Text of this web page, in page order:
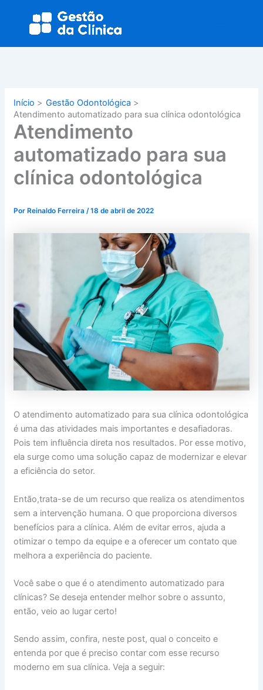
conteúdo
Início
Gestão Odontológica
Atendimento automatizado para sua clínica odontológica
Atendimento
automatizado para sua
clínica odontológica
Por Reinaldo Ferreira /18 de abril de 2022
O atendimento automatizado para sua clínica odontológica
é uma das atividades mais importantes e desafiadoras.
Pois tem influência direta nos resultados. Por esse motivo,
ela surge como uma solução capaz de modernizar e elevar
a eficiência do setor.
Então,trata-se de um recurso que realiza os atendimentos
sem a intervenção humana. O que proporciona diversos
benefícios para a clínica. Além de evitar erros, ajuda a
otimizar o tempo da equipe e a oferecer um contato que
melhora a experiência do paciente.
Você sabe o que é o atendimento automatizado para
clínicas? Se deseja entender melhor sobre o assunto,
então, veio ao lugar certo!
Sendo assim, confira, neste post, qual o conceito e
entenda por que é preciso contar com esse recurso
moderno em sua clínica. Veja a seguir: